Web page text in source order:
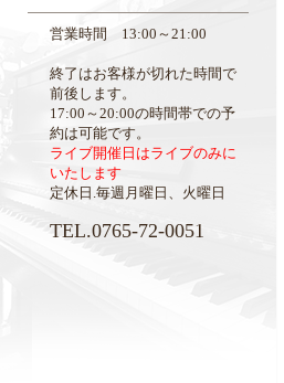
営業時間 13:00～21:00
終了はお客様が切れた時間で
前後します。
17:00～20:00の時間帯での予
約は可能です。
ライブ開催日はライブのみに
いたします
定休日.毎週月曜日、火曜日
TEL.0765-72-0051